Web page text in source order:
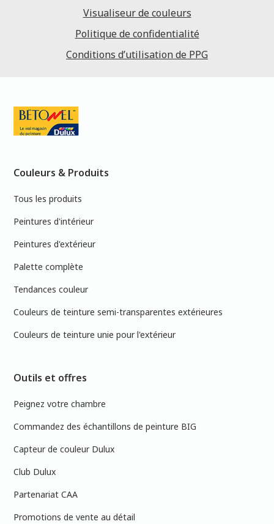
Visualiseur de couleurs
Politique de confidentialité
Conditions d’utilisation de PPG
Couleurs & Produits
Tous les produits
Peintures d'intérieur
Peintures d'extérieur
Palette complète
Tendances couleur
Couleurs de teinture semi-transparentes extérieures
Couleurs de teinture unie pour l'extérieur
Outils et offres
Peignez votre chambre
Commandez des échantillons de peinture BIG
Capteur de couleur Dulux
Club Dulux
Partenariat CAA
Promotions de vente au détail